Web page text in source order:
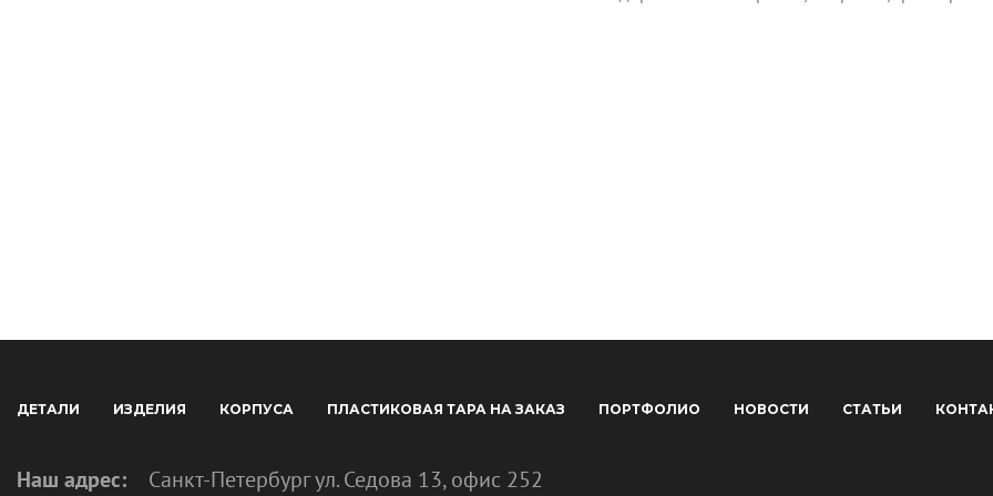
ДЕТАЛИ ИЗДЕЛИЯ КОРПУСА ПЛАСТИКОВАЯ ТАРА НА ЗАКАЗ ПОРТФОЛИО НОВОСТИ СТАТЬИ
Наш адрес: Санкт-Петербург ул. Седова 13, офис 252